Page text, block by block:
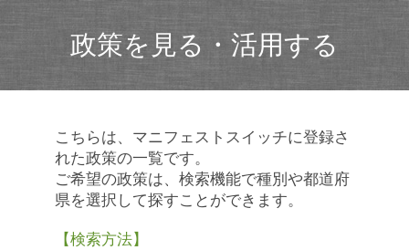
政策を見る・活用する
こちらは、マニフェストスイッチに登録さ
れた政策の一覧です。
ご希望の政策は、検索機能で種別や都道府
県を選択して探すことができます。
【検索方法】